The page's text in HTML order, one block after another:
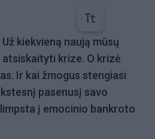
kiekvieną naują mūsų
krize. O krizė
Ir kai žmogus stengiasi
pasenusį savo
į emocinio bankroto